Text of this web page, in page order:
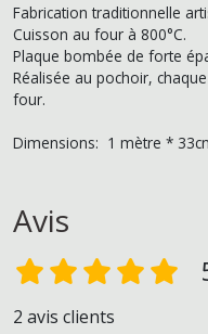
Fabrication traditionnelle
Cuisson au four à 800°C.
Plaque bombée de forte
Réalisée au pochoir,
four.
Dimensions: 1 mètre *
Avis
2 avis clients